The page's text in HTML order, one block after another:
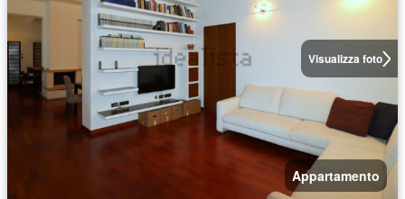
Visualizza foto
Appartamento